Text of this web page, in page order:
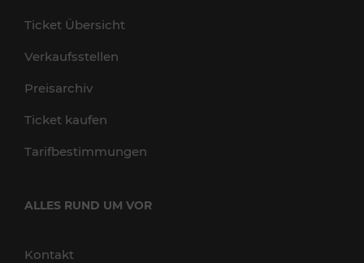
Ticket Übersicht
Verkaufsstellen
Preisarchiv
Ticket kaufen
Tarifbestimmungen
ALLES RUND UM VOR
Kontakt